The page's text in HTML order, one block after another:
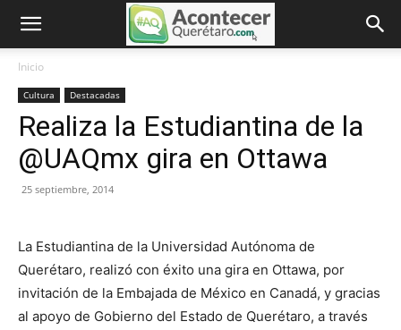
Inicio
Cultura Destacadas
Realiza la Estudiantina de la
@UAQmx gira en Ottawa
25 septiembre, 2014
La Estudiantina de la Universidad Autónoma de
Querétaro, realizó con éxito una gira en Ottawa, por
invitación de la Embajada de México en Canadá, y gracias
al apoyo de Gobierno del Estado de Querétaro, a través